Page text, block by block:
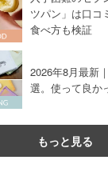
ツパン」は口コ
食べ方も検証
2026年8月最新
選。使って良か
もっと見る